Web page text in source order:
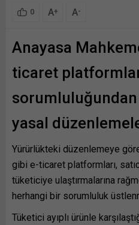
0 A+ A-
Anayasa
ticaret
yasal
Yürürlükteki düzenlemeye
gibi e-ticaret platformları,
tüketiciye ulaştırmalarına
herhangi bir sorumluluk
Tüketici ayıplı ürünle